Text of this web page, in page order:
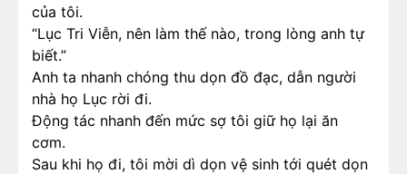
của tôi.
“Lục Tri Viễn, nên làm thế nào, trong lòng anh tự
biết.”
Anh ta nhanh chóng thu dọn đồ đạc, dẫn người
nhà họ Lục rời đi.
Động tác nhanh đến mức sợ tôi giữ họ lại ăn
cơm.
Sau khi họ đi, tôi mời dì dọn vệ sinh tới quét dọn